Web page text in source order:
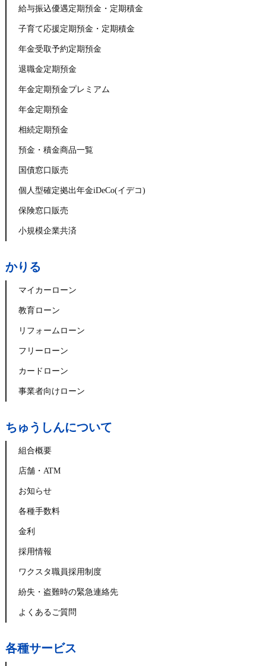
給与振込優遇定期預金・定期積金
子育て応援定期預金・定期積金
年金受取予約定期預金
退職金定期預金
年金定期預金プレミアム
年金定期預金
相続定期預金
預金・積金商品一覧
国債窓口販売
個人型確定拠出年金iDeCo(イデコ)
保険窓口販売
小規模企業共済
かりる
マイカーローン
教育ローン
リフォームローン
フリーローン
カードローン
事業者向けローン
ちゅうしんについて
組合概要
店舗・ATM
お知らせ
各種手数料
金利
採用情報
ワクスタ職員採用制度
紛失・盗難時の緊急連絡先
よくあるご質問
各種サービス